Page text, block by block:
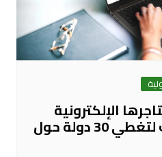
الإلكترونية
المخصصة للشركات لتغطي 30 دولة حول